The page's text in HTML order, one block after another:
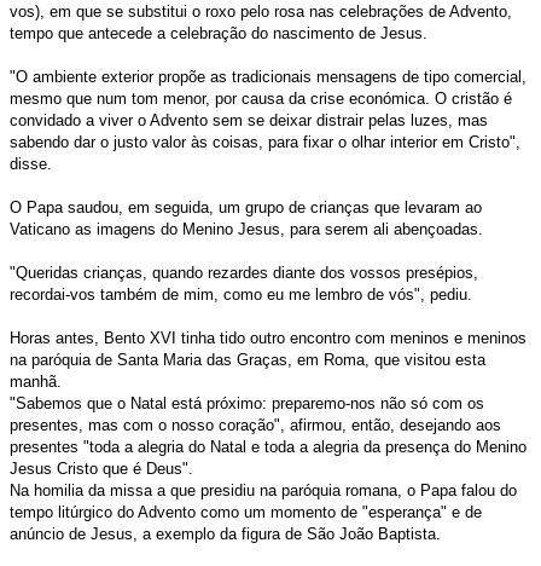
vos), em que se substitui o roxo pelo rosa nas celebrações de Advento,
tempo que antecede a celebração do nascimento de Jesus.
"O ambiente exterior propõe as tradicionais mensagens de tipo comercial,
mesmo que num tom menor, por causa da crise económica. O cristão é
convidado a viver o Advento sem se deixar distrair pelas luzes, mas
sabendo dar o justo valor às coisas, para fixar o olhar interior em Cristo",
disse.
O Papa saudou, em seguida, um grupo de crianças que levaram ao
Vaticano as imagens do Menino Jesus, para serem ali abençoadas.
"Queridas crianças, quando rezardes diante dos vossos presépios,
recordai-vos também de mim, como eu me lembro de vós", pediu.
Horas antes, Bento XVI tinha tido outro encontro com meninos e meninos
na paróquia de Santa Maria das Graças, em Roma, que visitou esta
manhã.
"Sabemos que o Natal está próximo: preparemo-nos não só com os
presentes, mas com o nosso coração", afirmou, então, desejando aos
presentes "toda a alegria do Natal e toda a alegria da presença do Menino
Jesus Cristo que é Deus".
Na homilia da missa a que presidiu na paróquia romana, o Papa falou do
tempo litúrgico do Advento como um momento de "esperança" e de
anúncio de Jesus, a exemplo da figura de São João Baptista.